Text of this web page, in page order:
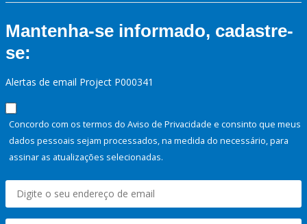
Mantenha-se informado, cadastre-
se:
Alertas de email Project P000341
Concordo com os termos do Aviso de Privacidade e consinto que meus
dados pessoais sejam processados, na medida do necessário, para
assinar as atualizações selecionadas.